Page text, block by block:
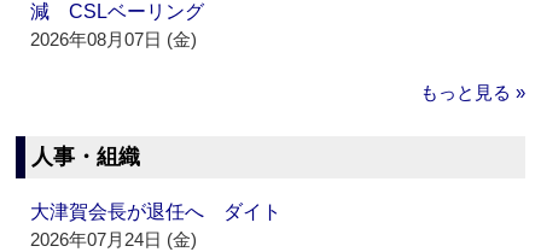
減 CSLベーリング
2026年08月07日 (金)
もっと見る »
人事・組織
大津賀会長が退任へ ダイト
2026年07月24日 (金)